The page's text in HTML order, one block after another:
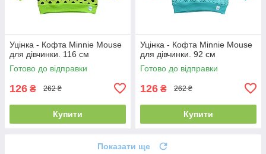
Уцінка - Кофта Minnie Mouse
для дівчинки. 116 см
Готово до відправки
126 ₴ 262 ₴
Купити
Уцінка - Кофта Minnie Mouse
для дівчинки. 92 см
Готово до відправки
126 ₴ 262 ₴
Купити
Показати ще